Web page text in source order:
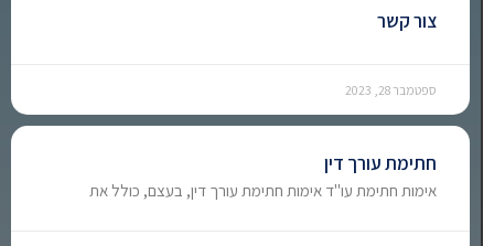
צור קשר
ספטמבר 28, 2023
חתימת עורך דין
אימות חתימת עו"ד אימות חתימת עורך דין, בעצם, כולל את